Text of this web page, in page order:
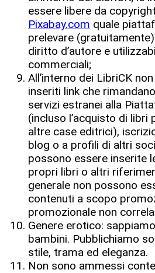
essere libere da
Pixabay.com quale
prelevare
diritto d’autore e
commerciali;
All’interno dei LibriCK
inseriti link che
servizi estranei alla
(incluso l’acquisto di
altre case editrici),
blog o a profili di altri
possono essere inserite
propri libri o altri
generale non possono
contenuti a scopo
promozionale non
Genere erotico:
bambini. Pubblichiamo
stile, trama ed eleganza.
Non sono ammessi